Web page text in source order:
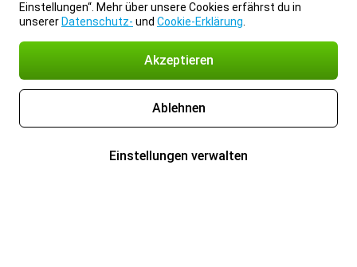
Einstellungen“. Mehr über unsere Cookies erfährst du in
unserer Datenschutz- und Cookie-Erklärung
Akzeptieren
Ablehnen
Einstellungen verwalten